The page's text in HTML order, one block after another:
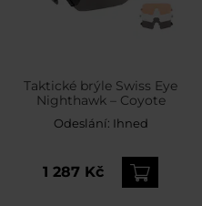
Taktické brýle Swiss Eye
Nighthawk – Coyote
Odeslání: Ihned
1 287 Kč